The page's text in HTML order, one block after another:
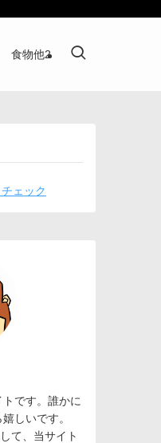
食物他2
ェック
です。誰かに
しいです。
て、当サイト